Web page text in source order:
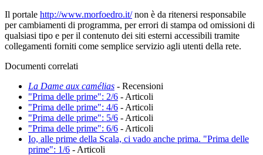
Il portale http://www.morfoedro.it/non è da ritenersi responsabile
per cambiamenti di programma, per errori di stampa od omissioni di
qualsiasi tipo e per il contenuto dei siti esterni accessibili tramite
collegamenti forniti come semplice servizio agli utenti della rete.
Documenti correlati
La Dame aux camélias - Recensioni
"Prima delle prime": 2/6 - Articoli
"Prima delle prime": 4/6 - Articoli
"Prima delle prime": 5/6 - Articoli
"Prima delle prime": 6/6 - Articoli
Io, alle prime della Scala, ci vado anche prima. "Prima delle
prime": 1/6 - Articoli